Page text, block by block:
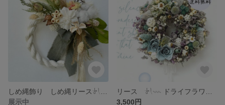
展示中
3,500円